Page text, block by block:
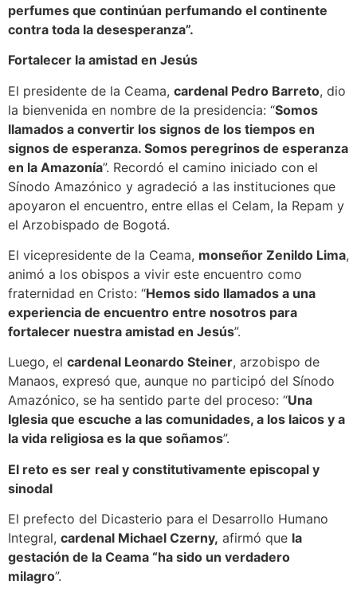
perfumes que continúan perfumando el continente
contra toda la desesperanza”.
Fortalecer la amistad en Jesús
El presidente de la Ceama, cardenal Pedro Barreto, dio
la bienvenida en nombre de la presidencia: “Somos
llamados a convertir los signos de los tiempos en
signos de esperanza. Somos peregrinos de esperanza
en la Amazonía”. Recordó el camino iniciado con el
Sínodo Amazónico y agradeció a las instituciones que
apoyaron el encuentro, entre ellas el Celam, la Repam y
el Arzobispado de Bogotá.
El vicepresidente de la Ceama, monseñor Zenildo Lima,
animó a los obispos a vivir este encuentro como
fraternidad en Cristo: “Hemos sido llamados a una
experiencia de encuentro entre nosotros para
fortalecer nuestra amistad en Jesús”.
Luego, el cardenal Leonardo Steiner, arzobispo de
Manaos, expresó que, aunque no participó del Sínodo
Amazónico, se ha sentido parte del proceso: “Una
Iglesia que escuche a las comunidades, a los laicos y a
la vida religiosa es la que soñamos”.
El reto es ser real y constitutivamente episcopal y
sinodal
El prefecto del Dicasterio para el Desarrollo Humano
Integral, cardenal Michael Czerny, afirmó que la
gestación de la Ceama “ha sido un verdadero
milagro”.